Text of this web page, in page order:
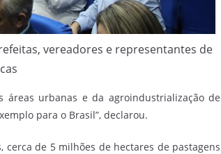
vereadores e representantes de
áreas urbanas e da agroindustrialização de
para o Brasil”, declarou.
cerca de 5 milhões de hectares de pastagens